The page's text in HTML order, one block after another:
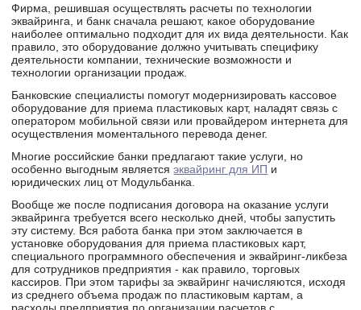
Фирма, решившая осуществлять расчеты по технологии
эквайринга, и банк сначала решают, какое оборудование
наиболее оптимально подходит для их вида деятельности. Как
правило, это оборудование должно учитывать специфику
деятельности компании, технические возможности и
технологии организации продаж.
Банковские специалисты помогут модернизировать кассовое
оборудование для приема пластиковых карт, наладят связь с
оператором мобильной связи или провайдером интернета для
осуществления моментального перевода денег.
Многие российские банки предлагают такие услуги, но
особенно выгодным являетсяэквайринг для ИП и
юридических лиц от Модульбанка.
Вообще же после подписания договора на оказание услуги
эквайринга требуется всего несколько дней, чтобы запустить
эту систему. Вся работа банка при этом заключается в
установке оборудования для приема пластиковых карт,
специального программного обеспечения и эквайринг-ликбеза
для сотрудников предприятия - как правило, торговых
кассиров. При этом тарифы за эквайринг начисляются, исходя
из среднего объема продаж по пластиковым картам, а
расходы предприятия по организации расчетов с